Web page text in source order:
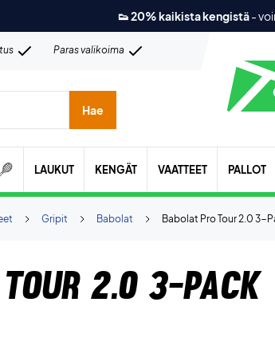
👟 20% kaikista kengistä-
Paras valikoima
Hae
LAUKUT KENGÄT VAATTEET PALLOT
Babolat Pro Tour 2.0 3-
Babolat
Gripit
2.0 3-Pack